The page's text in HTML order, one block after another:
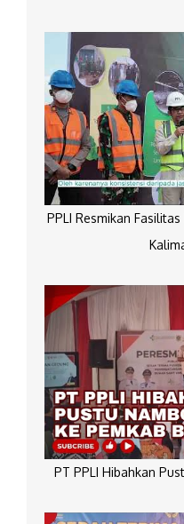
PPLI Resmikan
PT PPLI Hibahkan